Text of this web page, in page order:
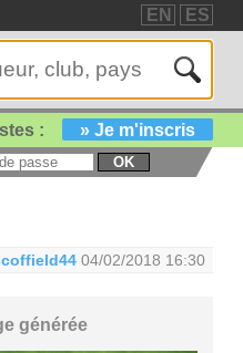
EN ES
: » Je m'inscris
OK
04/02/2018 16:30
générée